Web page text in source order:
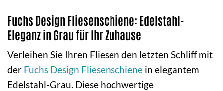
Fuchs Design Fliesenschiene: Edelstahl-
Eleganz in Grau für Ihr Zuhause
Verleihen Sie Ihren Fliesen den letzten Schliff mit
der Fuchs Design Fliesenschiene in elegantem
Edelstahl-Grau. Diese hochwertige